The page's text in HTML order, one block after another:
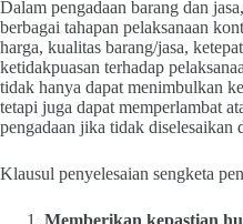
Dalam pengadaan barang dan
berbagai tahapan pelaksanaan
harga, kualitas barang/jasa,
ketidakpuasan terhadap
tidak hanya dapat menimbulkan
tetapi juga dapat memperlambat
pengadaan jika tidak diselesaikan
Klausul penyelesaian sengketa
Memberikan kepastian